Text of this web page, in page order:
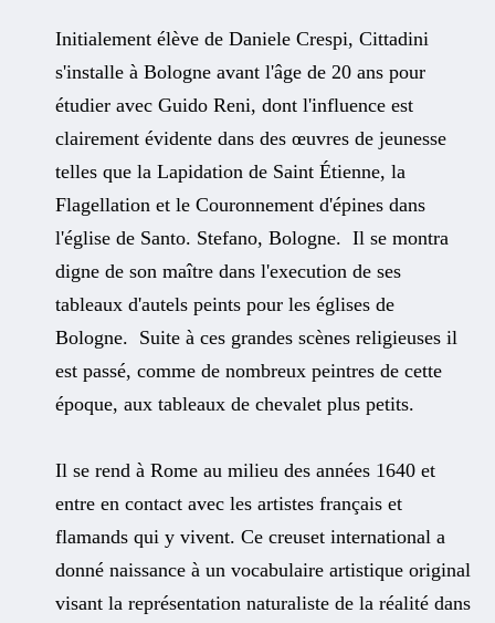
Initialement élève de Daniele Crespi, Cittadini
s'installe à Bologne avant l'âge de 20 ans pour
étudier avec Guido Reni, dont l'influence est
clairement évidente dans des œuvres de jeunesse
telles que la Lapidation de Saint Étienne, la
Flagellation et le Couronnement d'épines dans
l'église de Santo. Stefano, Bologne. Il se montra
digne de son maître dans l'execution de ses
tableaux d'autels peints pour les églises de
Bologne. Suite à ces grandes scènes religieuses il
est passé, comme de nombreux peintres de cette
époque, aux tableaux de chevalet plus petits.
Il se rend à Rome au milieu des années 1640 et
entre en contact avec les artistes français et
flamands qui y vivent. Ce creuset international a
donné naissance à un vocabulaire artistique original
visant la représentation naturaliste de la réalité dans